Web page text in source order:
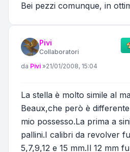
Bei pezzi comunque, in
Pivi
Collaboratori
Messaggio
da Pivi »21/01/2008, 15:04
La stella è molto simile al
Beaux,che però è
mio possesso.La prima a
pallini.I calibri da revolver
5,7,9,12 e 15 mm.Il 12 mm